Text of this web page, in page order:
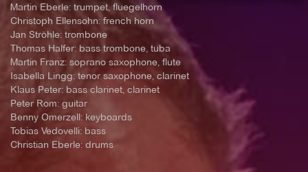
Martin Eberle: trumpet, fluegelhorn
Christoph Ellensohn: french horn
Jan Ströhle: trombone
Thomas Halfer: bass trombone, tuba
Martin Franz: soprano saxophone, flute
Isabella Lingg: tenor saxophone, clarinet
Klaus Peter: bass clarinet, clarinet
Peter Rom: guitar
Benny Omerzell: keyboards
Tobias Vedovelli: bass
Christian Eberle: drums